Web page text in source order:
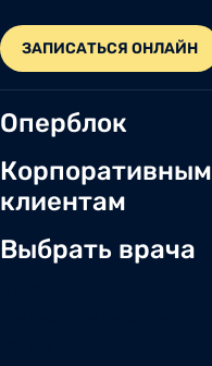
ЗАПИСАТЬСЯ ОНЛАЙН
Оперблок
Корпоративным
клиентам
Выбрать врача